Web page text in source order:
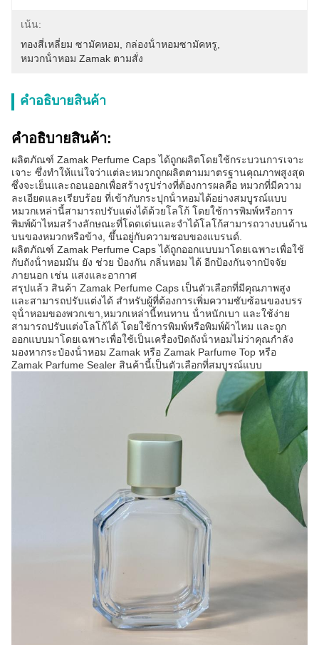
เน้น:
ทองสี่เหลี่ยม ซามัคหอม
กล่องน้ําหอมซามัคหรู
หมวกน้ําหอม Zamak ตามสั่ง
คําอธิบายสินค้า
คําอธิบายสินค้า:
ผลิตภัณฑ์ Zamak Perfume Caps ได้ถูกผลิตโดยใช้กระบวนการเจาะ
เจาะ ซึ่งทําให้แน่ใจว่าแต่ละหมวกถูกผลิตตามมาตรฐานคุณภาพสูงสุด
ซึ่งจะเย็นและถอนออกเพื่อสร้างรูปร่างที่ต้องการผลคือ หมวกที่มีความ
ละเอียดและเรียบร้อย ที่เข้ากับกระปุกน้ําหอมได้อย่างสมบูรณ์แบบ
หมวกเหล่านี้สามารถปรับแต่งได้ด้วยโลโก้ โดยใช้การพิมพ์หรือการ
พิมพ์ผ้าไหมสร้างลักษณะที่โดดเด่นและจําได้โลโก้สามารถวางบนด้าน
บนของหมวกหรือข้าง, ขึ้นอยู่กับความชอบของแบรนด์.
ผลิตภัณฑ์ Zamak Perfume Caps ได้ถูกออกแบบมาโดยเฉพาะเพื่อใช้
กับถังน้ําหอมมัน ยัง ช่วย ป้องกัน กลิ่นหอม ได้ อีกป้องกันจากปัจจัย
ภายนอก เช่น แสงและอากาศ
สรุปแล้ว สินค้า Zamak Perfume Caps เป็นตัวเลือกที่มีคุณภาพสูง
และสามารถปรับแต่งได้ สําหรับผู้ที่ต้องการเพิ่มความซับซ้อนของบรร
จุน้ําหอมของพวกเขา,หมวกเหล่านี้ทนทาน น้ําหนักเบา และใช้ง่าย
สามารถปรับแต่งโลโก้ได้ โดยใช้การพิมพ์หรือพิมพ์ผ้าไหม และถูก
ออกแบบมาโดยเฉพาะเพื่อใช้เป็นเครื่องปิดถังน้ําหอมไม่ว่าคุณกําลัง
มองหากระป๋องน้ําหอม Zamak หรือ Zamak Parfume Top หรือ
Zamak Parfume Sealer สินค้านี้เป็นตัวเลือกที่สมบูรณ์แบบ